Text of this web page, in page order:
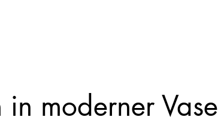
moderner Vase